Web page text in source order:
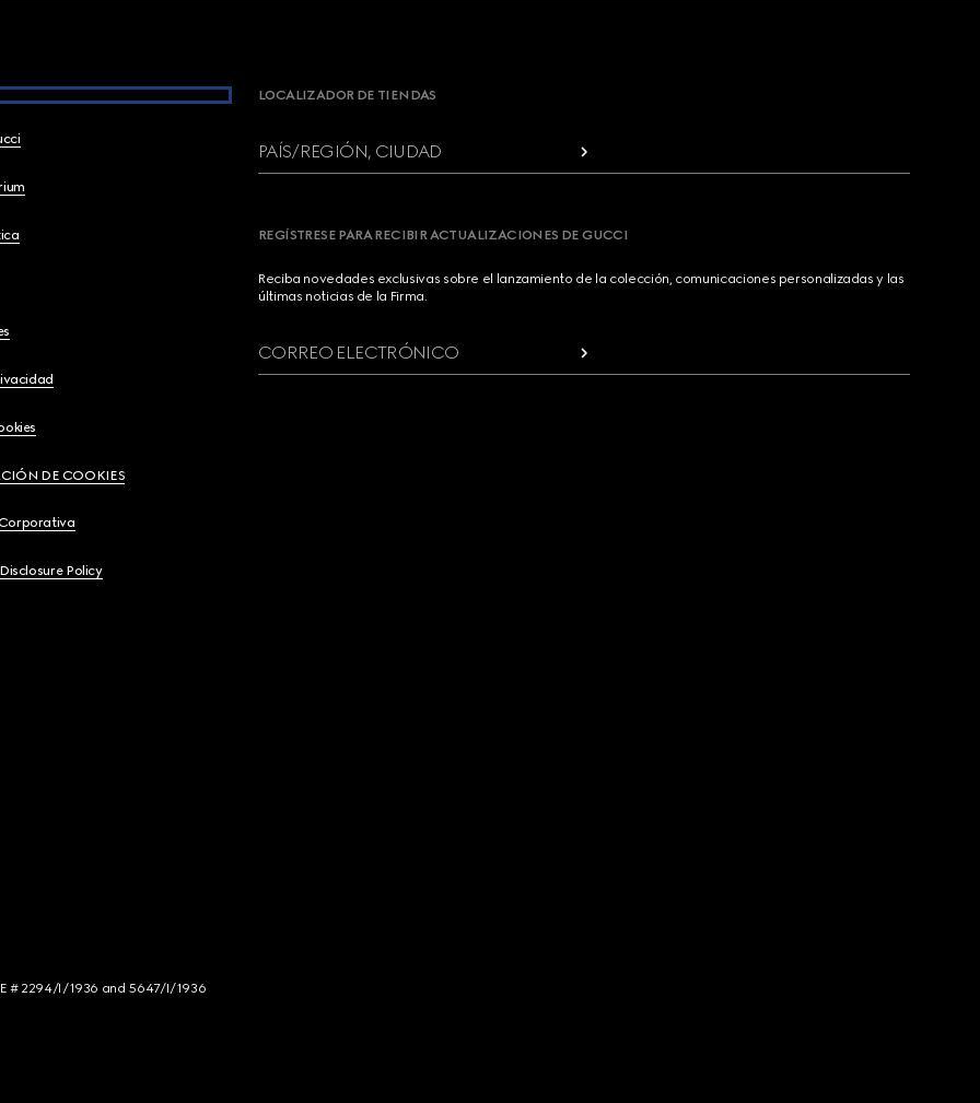
DE COOKIES
Policy
LOCALIZADOR DE TIENDAS
PAÍS/REGIÓN, CIUDAD
REGÍSTRESE PARA RECIBIR ACTUALIZACIONES DE GUCCI
Reciba novedades exclusivas sobre el lanzamiento de la colección, comunicaciones personalizadas y las
últimas noticias de la Firma.
CORREO ELECTRÓNICO
# 2294/I/1936 and 5647/I/1936